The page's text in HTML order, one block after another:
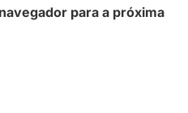
para a próxima